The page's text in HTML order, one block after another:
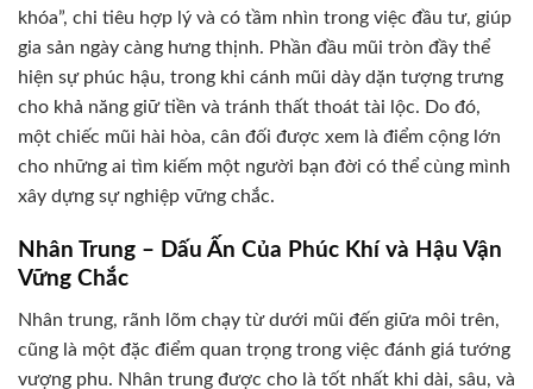
khóa”, chi tiêu hợp lý và có tầm nhìn trong việc đầu tư, giúp
gia sản ngày càng hưng thịnh. Phần đầu mũi tròn đầy thể
hiện sự phúc hậu, trong khi cánh mũi dày dặn tượng trưng
cho khả năng giữ tiền và tránh thất thoát tài lộc. Do đó,
một chiếc mũi hài hòa, cân đối được xem là điểm cộng lớn
cho những ai tìm kiếm một người bạn đời có thể cùng mình
xây dựng sự nghiệp vững chắc.
Nhân Trung – Dấu Ấn Của Phúc Khí và Hậu Vận
Vững Chắc
Nhân trung, rãnh lõm chạy từ dưới mũi đến giữa môi trên,
cũng là một đặc điểm quan trọng trong việc đánh giá tướng
vượng phu. Nhân trung được cho là tốt nhất khi dài, sâu, và